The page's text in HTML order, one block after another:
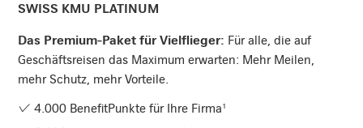
SWISS KMU PLATINUM
Das Premium-Paket für Vielflieger: Für alle, die auf
Geschäftsreisen das Maximum erwarten: Mehr Meilen,
mehr Schutz, mehr Vorteile.
4.000 BenefitPunkte für Ihre Firma¹